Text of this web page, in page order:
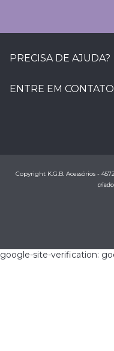
PRECISA DE AJUDA?
ENTRE EM
Copyright K.G.B. Acessórios -
google-site-verification: